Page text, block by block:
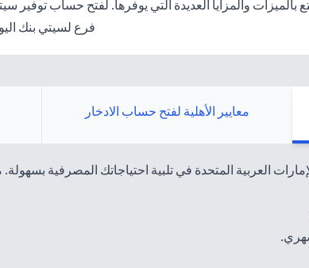
والمزايا العديدة التي يوفرها. لفتح حساب توفير
فرع لسيتي بنك
معايير الأهلية لفتح حساب الادخار
العربية المتحدة في تلبية احتياجاتك المصرفية